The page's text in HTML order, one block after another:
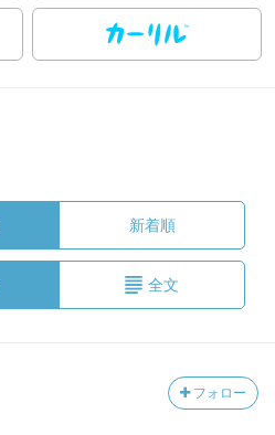
新着順
全文
フォロー